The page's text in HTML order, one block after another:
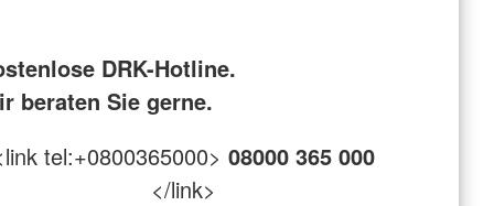
DRK-Hotline.
beraten Sie gerne.
tel:+0800365000> 08000 365 000
</link>